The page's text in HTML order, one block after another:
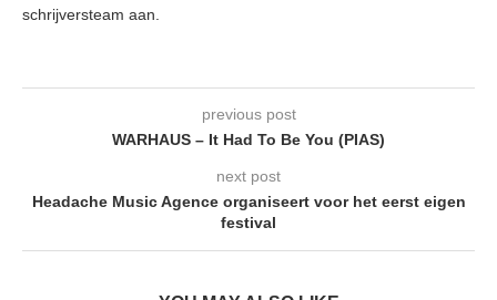
schrijversteam aan.
previous post
WARHAUS – It Had To Be You (PIAS)
next post
Headache Music Agence organiseert voor het eerst eigen
festival